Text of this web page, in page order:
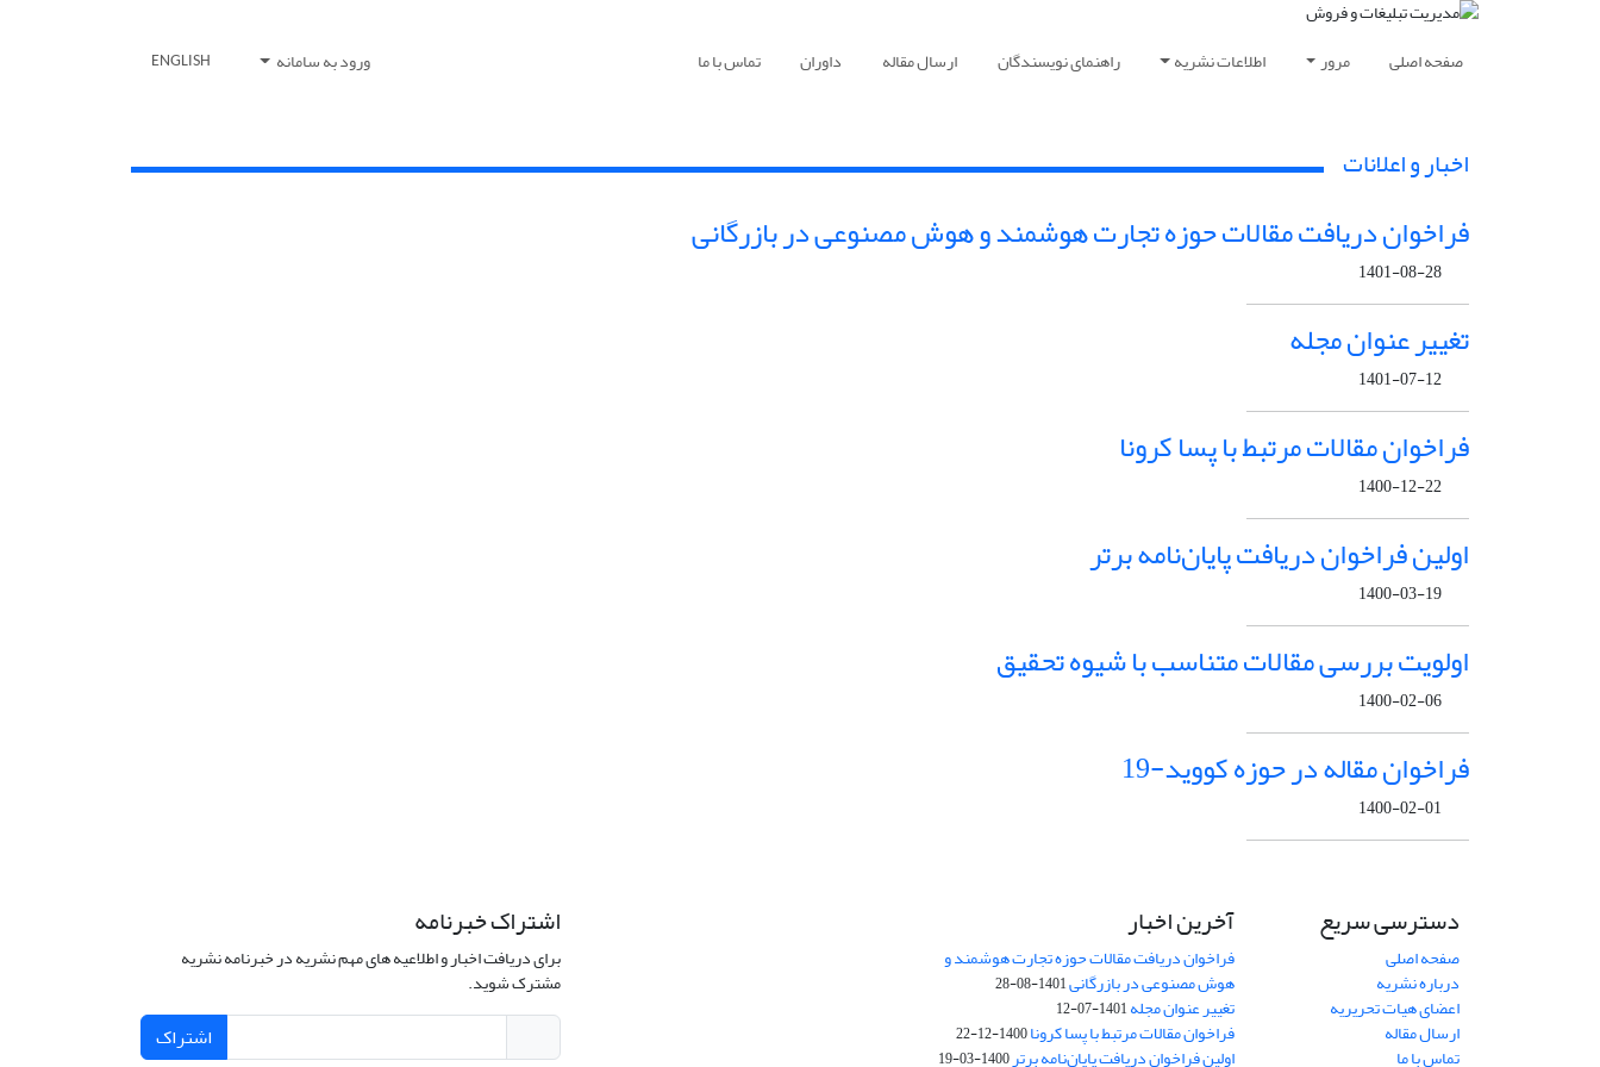
صفحه اصلی مرور اطلاعات نشریه راهنمای نویسندگان ارسال مقاله داوران تماس با ما ورود به سامانه ENGLISH
اخبار و اعلانات
فراخوان دریافت مقالات حوزه تجارت هوشمند و هوش مصنوعی در بازرگانی
1401-08-28
تغییر عنوان مجله
1401-07-12
فراخوان مقالات مرتبط با پسا کرونا
1400-12-22
اولین فراخوان دریافت پایان‌نامه برتر
1400-03-19
اولویت بررسی مقالات متناسب با شیوه تحقیق
1400-02-06
فراخوان مقاله در حوزه کووید-19
1400-02-01
دسترسی سریع
صفحه اصلی
درباره نشریه
اعضای هیات تحریریه
ارسال مقاله
تماس با ما
آخرین اخبار
فراخوان دریافت مقالات حوزه تجارت هوشمند و
هوش مصنوعی در بازرگانی1401-08-28
تغییر عنوان مجله1401-07-12
فراخوان مقالات مرتبط با پسا کرونا1400-12-22
اولین فراخوان دریافت پایان‌نامه برتر1400-03-19
اشتراک خبرنامه
برای دریافت اخبار و اطلاعیه های مهم نشریه در خبرنامه نشریه
مشترک شوید.
اشتراک